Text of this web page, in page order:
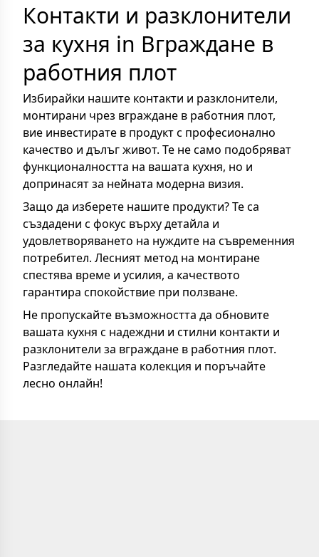
Контакти и разклонители
за кухня in Вграждане в
работния плот
Избирайки нашите контакти и разклонители,
монтирани чрез вграждане в работния плот,
вие инвестирате в продукт с професионално
качество и дълъг живот. Те не само подобряват
функционалността на вашата кухня, но и
допринасят за нейната модерна визия.
Защо да изберете нашите продукти? Те са
създадени с фокус върху детайла и
удовлетворяването на нуждите на съвременния
потребител. Лесният метод на монтиране
спестява време и усилия, а качеството
гарантира спокойствие при ползване.
Не пропускайте възможността да обновите
вашата кухня с надеждни и стилни контакти и
разклонители за вграждане в работния плот.
Разгледайте нашата колекция и поръчайте
лесно онлайн!